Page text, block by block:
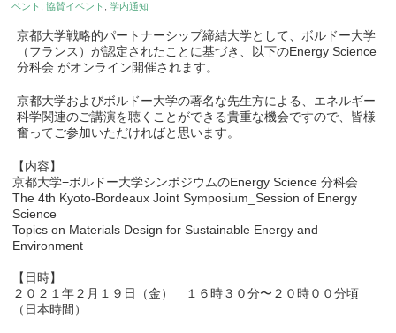
ベント
,協賛イベント ,学内通知
京都大学戦略的パートナーシップ締結大学として、ボルドー大学
（フランス）が認定されたことに基づき、以下のEnergy Science
分科会 がオンライン開催されます。
京都大学およびボルドー大学の著名な先生方による、エネルギー
科学関連のご講演を聴くことができる貴重な機会ですので、皆様
奮ってご参加いただければと思います。
【内容】
京都大学−ボルドー大学シンポジウムのEnergy Science 分科会
The 4th Kyoto-Bordeaux Joint Symposium_Session of Energy
Science
Topics on Materials Design for Sustainable Energy and
Environment
【日時】
２０２１年２月１９日（金） １６時３０分〜２０時００分頃
（日本時間）